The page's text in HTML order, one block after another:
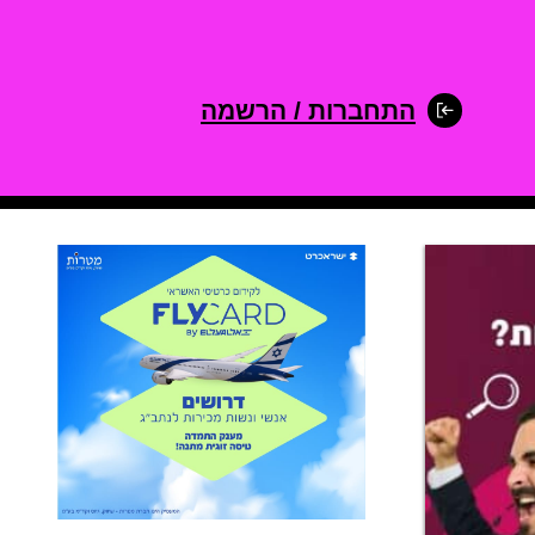
התחברות / הרשמה